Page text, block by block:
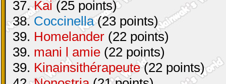
37.Kai(25 points)
38.Coccinella(23 points)
39. Homelander (22 points)
39. mani l amie (22 points)
39. Kinainsithérapeute(22 points)